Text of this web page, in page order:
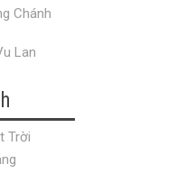
Chánh
Lan
Trời